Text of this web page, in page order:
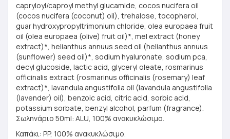
capryloyl/caproyl methyl glucamide, cocos nucifera oil
(cocos nucifera (coconut) oil), trehalose, tocopherol,
guar hydroxypropyltrimonium chloride, olea europaea fruit
oil (olea europaea (olive) fruit oil)*, mel extract (honey
extract)*, helianthus annuus seed oil (helianthus annuus
(sunflower) seed oil)*, sodium hyaluronate, sodium pca,
decyl glucoside, lactic acid, glyceryl oleate, rosmarinus
officinalis extract (rosmarinus officinalis (rosemary) leaf
extract)*, lavandula angustifolia oil (lavandula angustifolia
(lavender) oil), benzoic acid, citric acid, sorbic acid,
potassium sorbate, benzyl alcohol, parfum (fragrance).
Σωληνάριο 50ml: ALU, 100% ανακυκλώσιμο.
Καπάκι: PP, 100% ανακυκλώσιμο.